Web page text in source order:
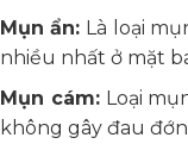
Mụn ẩn: Là loại
nhiều nhất ở mặt
Mụn cám:Loại
không gây đau